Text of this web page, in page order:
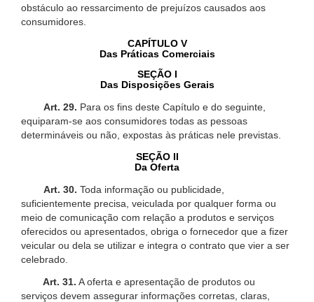
obstáculo ao ressarcimento de prejuízos causados aos
consumidores.
CAPÍTULO V
Das Práticas Comerciais
SEÇÃO I
Das Disposições Gerais
Art. 29. Para os fins deste Capítulo e do seguinte,
equiparam-se aos consumidores todas as pessoas
determináveis ou não, expostas às práticas nele previstas.
SEÇÃO II
Da Oferta
Art. 30. Toda informação ou publicidade,
suficientemente precisa, veiculada por qualquer forma ou
meio de comunicação com relação a produtos e serviços
oferecidos ou apresentados, obriga o fornecedor que a fizer
veicular ou dela se utilizar e integra o contrato que vier a ser
celebrado.
Art. 31. A oferta e apresentação de produtos ou
serviços devem assegurar informações corretas, claras,